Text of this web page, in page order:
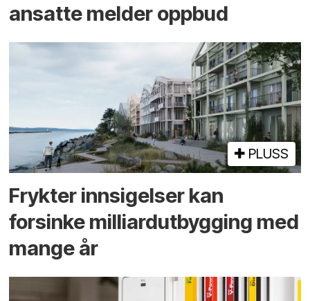
ansatte melder oppbud
PLUSS
Frykter innsigelser kan
forsinke milliard­utbygging med
mange år